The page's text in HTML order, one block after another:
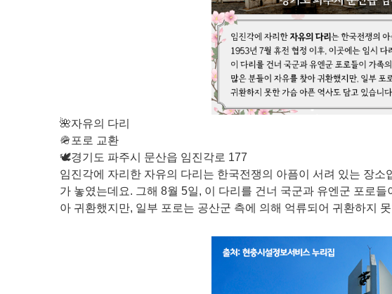
🌺자유의 다리
🪖포로 교환
🕊️경기도 파주시 문산읍 임진각로 177
임진각에 자리한 자유의 다리는 한국전쟁의 아픔이 서려 있는 장
가 놓였는데요. 그해 8월 5일, 이 다리를 건너 국군과 유엔군 포로
아 귀환했지만, 일부 포로는 공산군 측에 의해 억류되어 귀환하지